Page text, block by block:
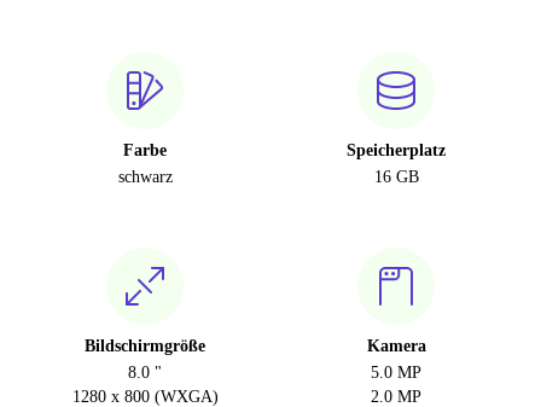
Farbe
schwarz
Speicherplatz
16 GB
Bildschirmgröße
8.0 "
1280 x 800 (WXGA)
Kamera
5.0 MP
2.0 MP